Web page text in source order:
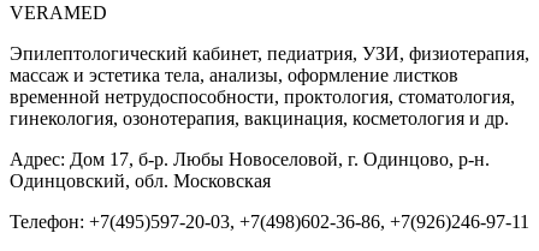
VERAMED
Эпилептологический кабинет, педиатрия, УЗИ, физиотерапия,
массаж и эстетика тела, анализы, оформление листков
временной нетрудоспособности, проктология, стоматология,
гинекология, озонотерапия, вакцинация, косметология и др.
Адрес: Дом 17, б-р. Любы Новоселовой, г. Одинцово, р-н.
Одинцовский, обл. Московская
Телефон: +7(495)597-20-03, +7(498)602-36-86, +7(926)246-97-11